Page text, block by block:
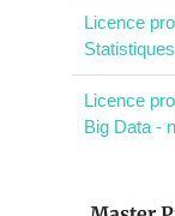
Licence
Licence
Big Data -